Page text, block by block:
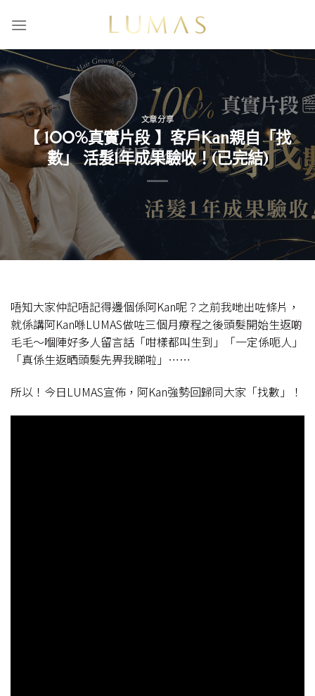
文章分享
【 100%真實片段 】客戶Kan親自「找
數」 活髮1年成果驗收！(已完結)
唔知大家仲記唔記得邊個係阿Kan呢？之前我哋出咗條片，
就係講阿Kan喺LUMAS做咗三個月療程之後頭髮開始生返啲
毛毛～嗰陣好多人留言話「咁樣都叫生到」「一定係呃人」
「真係生返晒頭髮先畀我睇啦」⋯⋯
所以！今日LUMAS宣佈，阿Kan強勢回歸同大家「找數」！